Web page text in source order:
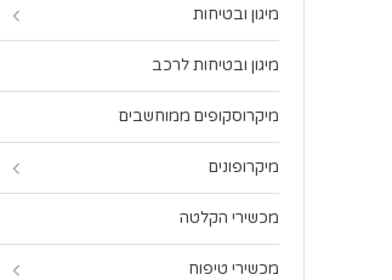
מיגון ובטיחות
מיגון ובטיחות לרכב
מיקרוסקופים ממוחשבים
מיקרופונים
מכשירי הקלטה
מכשירי טיפוח